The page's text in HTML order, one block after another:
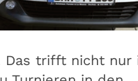
Das trifft nicht nur